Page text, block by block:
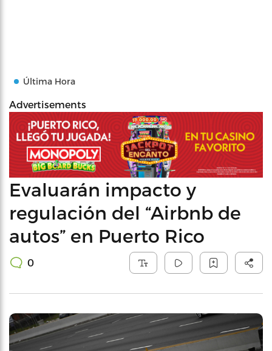
Última Hora
Advertisements
Evaluarán impacto y
regulación del “Airbnb de
autos” en Puerto Rico
0